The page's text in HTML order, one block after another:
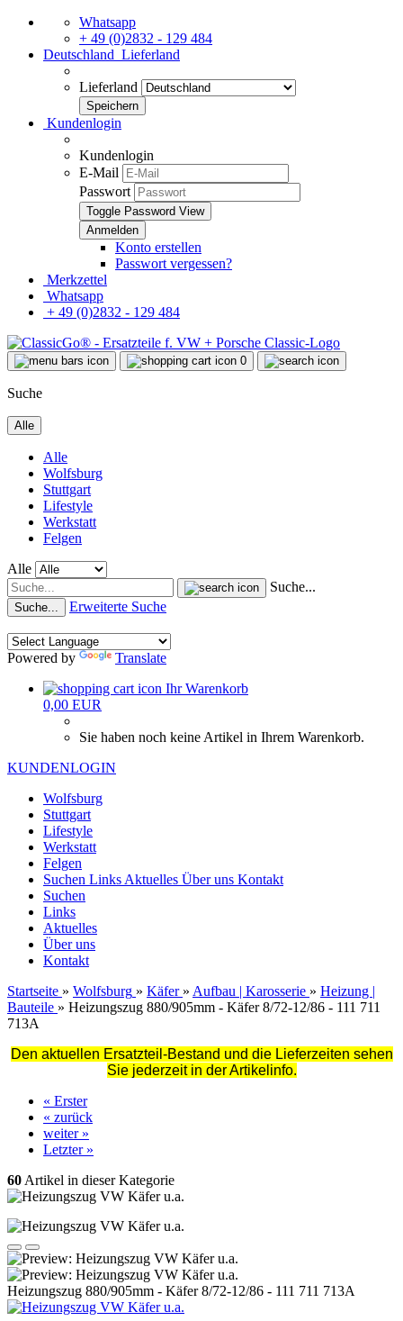
Whatsapp
+ 49 (0)2832 - 129 484
Deutschland Lieferland
Lieferland
Kundenlogin
Kundenlogin
E-Mail
Passwort
Toggle Password View
Konto erstellen
Passwort vergessen?
Merkzettel
Whatsapp
+ 49 (0)2832 - 129 484
0
Suche
Alle
Alle
Wolfsburg
Stuttgart
Lifestyle
Werkstatt
Felgen
Alle
Suche...
Suche... Erweiterte Suche
Powered by
Translate
Ihr Warenkorb
0,00 EUR
Sie haben noch keine Artikel in Ihrem Warenkorb.
KUNDENLOGIN
Wolfsburg
Stuttgart
Lifestyle
Werkstatt
Felgen
Suchen Links Aktuelles Über uns Kontakt
Suchen
Links
Aktuelles
Über uns
Kontakt
Startseite » Wolfsburg » Käfer » Aufbau | Karosserie » Heizung |
Bauteile » Heizungszug 880/905mm - Käfer 8/72-12/86 - 111 711
713A
Den aktuellen Ersatzteil-Bestand und die Lieferzeiten sehen
Sie jederzeit in der Artikelinfo.
« Erster
« zurück
weiter »
Letzter »
60 Artikel in dieser Kategorie
Heizungszug 880/905mm - Käfer 8/72-12/86 - 111 711 713A